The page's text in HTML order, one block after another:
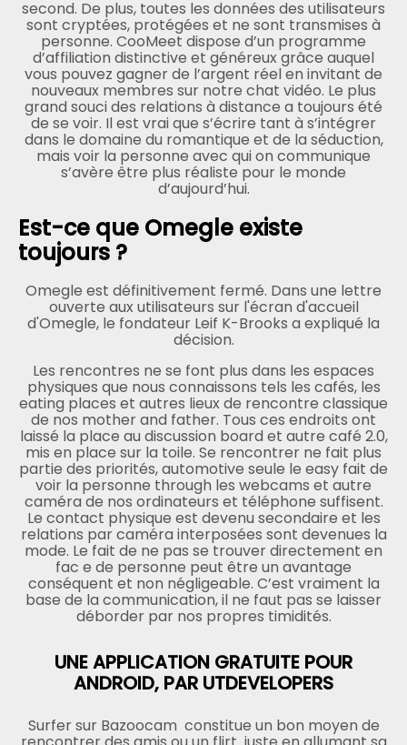
second. De plus, toutes les données des utilisateurs
sont cryptées, protégées et ne sont transmises à
personne. CooMeet dispose d’un programme
d’affiliation distinctive et généreux grâce auquel
vous pouvez gagner de l’argent réel en invitant de
nouveaux membres sur notre chat vidéo. Le plus
grand souci des relations à distance a toujours été
de se voir. Il est vrai que s’écrire tant à s’intégrer
dans le domaine du romantique et de la séduction,
mais voir la personne avec qui on communique
s’avère être plus réaliste pour le monde
d’aujourd’hui.
Est-ce que Omegle existe
toujours ?
Omegle est définitivement fermé. Dans une lettre
ouverte aux utilisateurs sur l'écran d'accueil
d'Omegle, le fondateur Leif K-Brooks a expliqué la
décision.
Les rencontres ne se font plus dans les espaces
physiques que nous connaissons tels les cafés, les
eating places et autres lieux de rencontre classique
de nos mother and father. Tous ces endroits ont
laissé la place au discussion board et autre café 2.0,
mis en place sur la toile. Se rencontrer ne fait plus
partie des priorités, automotive seule le easy fait de
voir la personne through les webcams et autre
caméra de nos ordinateurs et téléphone suffisent.
Le contact physique est devenu secondaire et les
relations par caméra interposées sont devenues la
mode. Le fait de ne pas se trouver directement en
fac e de personne peut être un avantage
conséquent et non négligeable. C’est vraiment la
base de la communication, il ne faut pas se laisser
déborder par nos propres timidités.
UNE APPLICATION GRATUITE POUR
ANDROID, PAR UTDEVELOPERS
Surfer sur Bazoocam constitue un bon moyen de